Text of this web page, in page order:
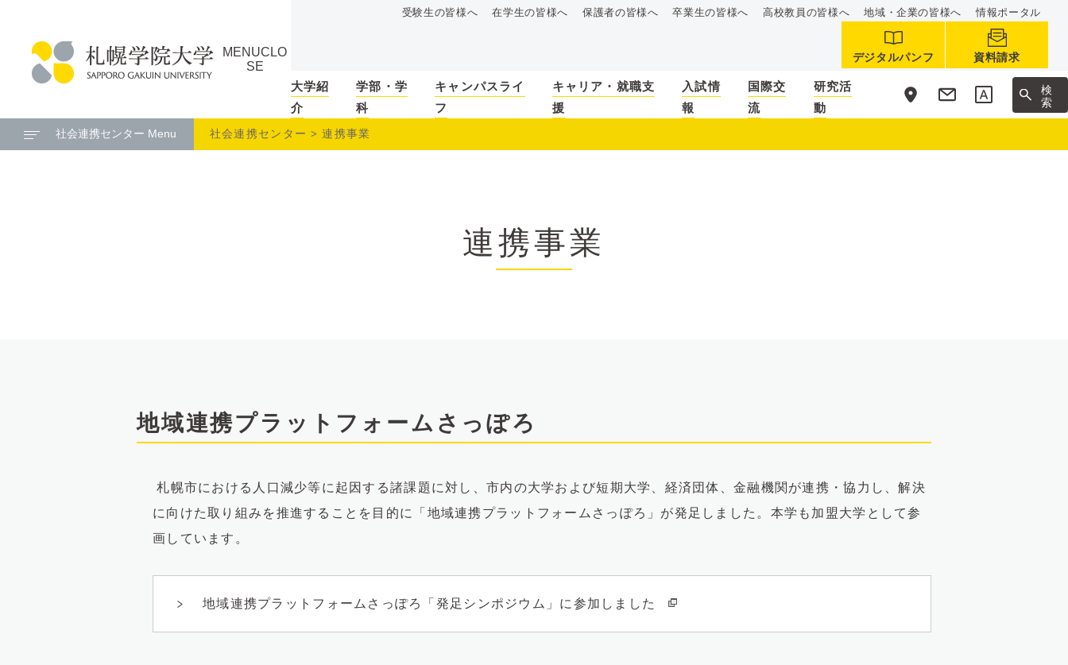
ュ
幌
学
MENUCLO
SE
受験生の皆様へ 在学生の皆様へ 保護者の皆様へ 卒業生の皆様へ 高校教員の皆様へ 地域・企業の皆様へ 情報ポータル
デジタルパンフ 資料請求
大学紹
介
学部・学
科
キャンパスライ
フ
キャリア・就職支
援
入試情
報
国際交
流
研究活
動
サ
イ
ト
内
検
索
社会連携センター Menu 社会連携センター 連携事業
連携事業
地域連携プラットフォームさっぽろ
札幌市における人口減少等に起因する諸課題に対し、市内の大学および短期大学、経済団体、金融機関が連携・協力し、解決
に向けた取り組みを推進することを目的に「地域連携プラットフォームさっぽろ」が発足しました。本学も加盟大学として参
画しています。
地域連携プラットフォームさっぽろ「発足シンポジウム」に参加しました
ッ